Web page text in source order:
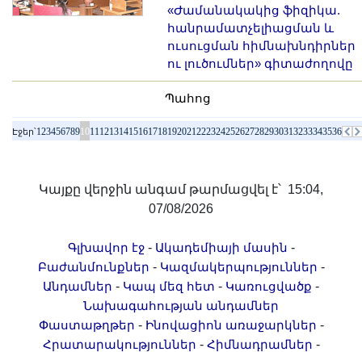
«Ժամանակակից ֆիզիկա.
հանրամատչելիացման և
ուսուցման հիմնախնդիրներ
ու լուծումներ» գիտաժողովը
Պահոց
Էջեր՝123456789101112131415161718192021222324252627282930313233343536
Կայքը վերջին անգամ թարմացվել է՝ 15:04,
07/08/2026
Գլխավոր էջ- Ակադեմիայի մասին -
Բաժանմունքներ - Կազմակերպություններ -
Անդամներ - Կապ մեզ հետ - Կառուցվածք -
Նախագահության անդամներ
Փաստաթղթեր - Ինովացիոն առաջարկներ -
Հրատարակություններ - Հիմնադրամներ -